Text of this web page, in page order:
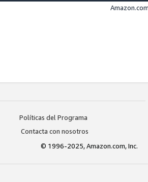
Políticas del Programa
Contacta con nosotros
© 1996-2025, Amazon.com, Inc.